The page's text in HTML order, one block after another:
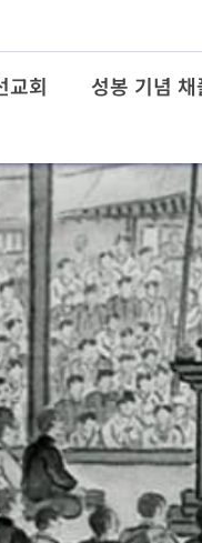
교회 성봉 기념 채